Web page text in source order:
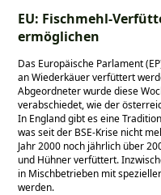
EU: Fischmehl-
ermöglichen
Das Europäische Parlament
an Wiederkäuer verfüttert
Abgeordneter wurde diese
verabschiedet, wie der
In England gibt es eine
was seit der BSE-Krise nicht
Jahr 2000 noch jährlich über
und Hühner verfüttert.
in Mischbetrieben mit
werden.